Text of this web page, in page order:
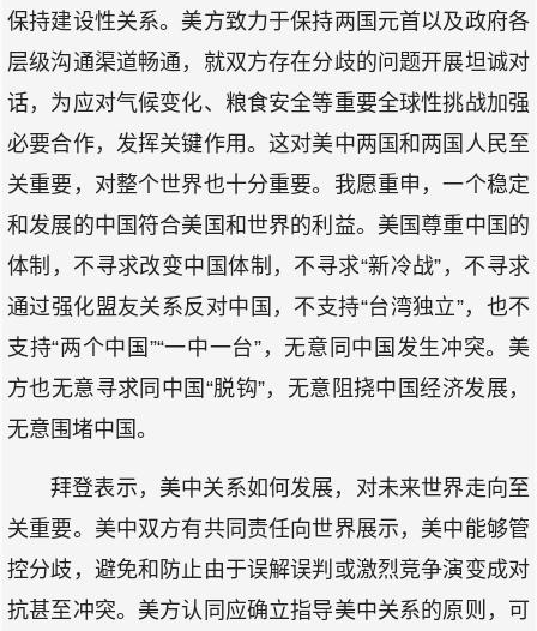
保持建设性关系。美方致力于保持两国元首以及政府各
层级沟通渠道畅通，就双方存在分歧的问题开展坦诚对
话，为应对气候变化、粮食安全等重要全球性挑战加强
必要合作，发挥关键作用。这对美中两国和两国人民至
关重要，对整个世界也十分重要。我愿重申，一个稳定
和发展的中国符合美国和世界的利益。美国尊重中国的
体制，不寻求改变中国体制，不寻求“新冷战”，不寻求
通过强化盟友关系反对中国，不支持“台湾独立”，也不
支持“两个中国”“一中一台”，无意同中国发生冲突。美
方也无意寻求同中国“脱钩”，无意阻挠中国经济发展，
无意围堵中国。
拜登表示，美中关系如何发展，对未来世界走向至
关重要。美中双方有共同责任向世界展示，美中能够管
控分歧，避免和防止由于误解误判或激烈竞争演变成对
抗甚至冲突。美方认同应确立指导美中关系的原则，可